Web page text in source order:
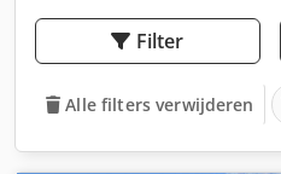
Filter
Alle filters verwijderen